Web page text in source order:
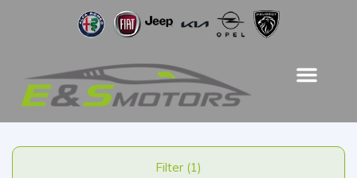
Filter (1)